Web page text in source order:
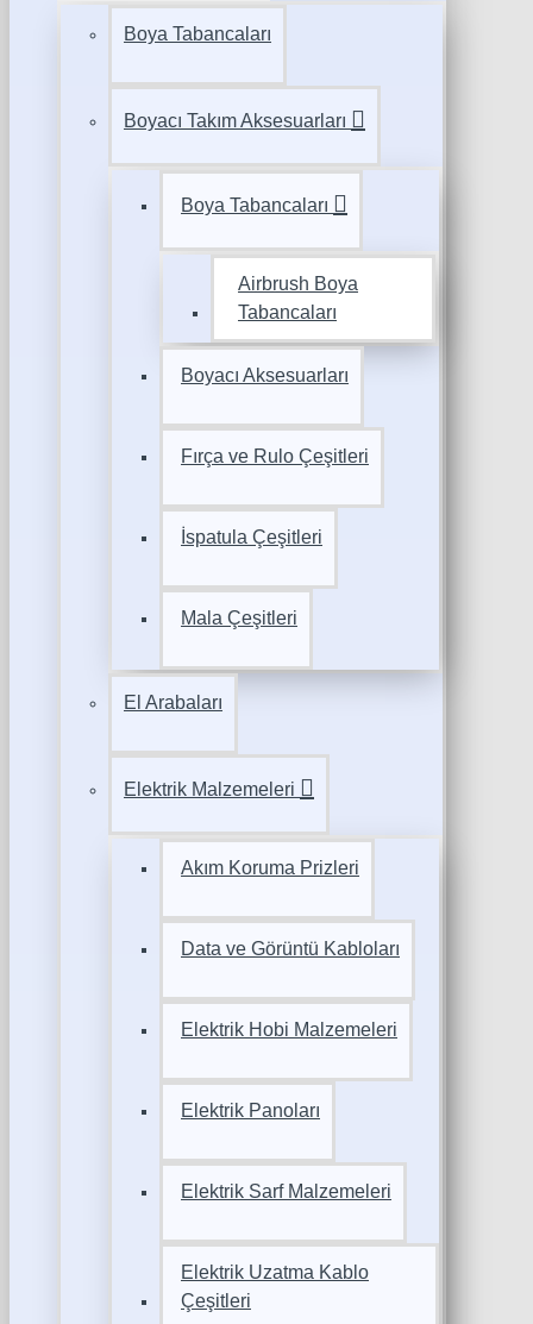
Boya Tabancaları
Boyacı Takım Aksesuarları
Boya Tabancaları
Airbrush Boya
Tabancaları
Boyacı Aksesuarları
Fırça ve Rulo Çeşitleri
İspatula Çeşitleri
Mala Çeşitleri
El Arabaları
Elektrik Malzemeleri
Akım Koruma Prizleri
Data ve Görüntü Kabloları
Elektrik Hobi Malzemeleri
Elektrik Panoları
Elektrik Sarf Malzemeleri
Elektrik Uzatma Kablo
Çeşitleri